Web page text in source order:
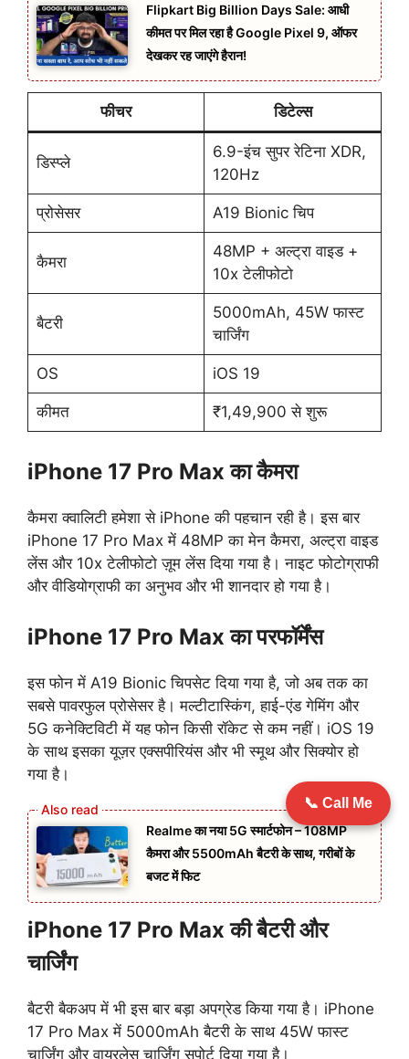
Flipkart Big Billion Days Sale: आधी
कीमत पर मिल रहा है Google Pixel 9, ऑफर
देखकर रह जाएंगे हैरान!
फीचर डिटेल्स
डिस्प्ले
6.9-इंच सुपर रेटिना XDR,
120Hz
प्रोसेसर A19 Bionic चिप
कैमरा
48MP + अल्ट्रा वाइड +
10x टेलीफोटो
बैटरी
5000mAh, 45W फास्ट
चार्जिंग
OS iOS 19
कीमत ₹1,49,900 से शुरू
iPhone 17 Pro Max का कैमरा
कैमरा क्वालिटी हमेशा से iPhone की पहचान रही है। इस बार
iPhone 17 Pro Max में 48MP का मेन कैमरा, अल्ट्रा वाइड
लेंस और 10x टेलीफोटो ज़ूम लेंस दिया गया है। नाइट फोटोग्राफी
और वीडियोग्राफी का अनुभव और भी शानदार हो गया है।
iPhone 17 Pro Max का परफॉर्मेंस
इस फोन में A19 Bionic चिपसेट दिया गया है, जो अब तक का
सबसे पावरफुल प्रोसेसर है। मल्टीटास्किंग, हाई-एंड गेमिंग और
5G कनेक्टिविटी में यह फोन किसी रॉकेट से कम नहीं। iOS 19
के साथ इसका यूज़र एक्सपीरियंस और भी स्मूथ और सिक्योर हो
गया है।
Realme का नया 5G स्मार्टफोन – 108MP
कैमरा और 5500mAh बैटरी के साथ, गरीबों के
बजट में फिट
iPhone 17 Pro Max की बैटरी और
चार्जिंग
बैटरी बैकअप में भी इस बार बड़ा अपग्रेड किया गया है। iPhone
17 Pro Max में 5000mAh बैटरी के साथ 45W फास्ट
चार्जिंग और वायरलेस चार्जिंग सपोर्ट दिया गया है।
📞 Call Me